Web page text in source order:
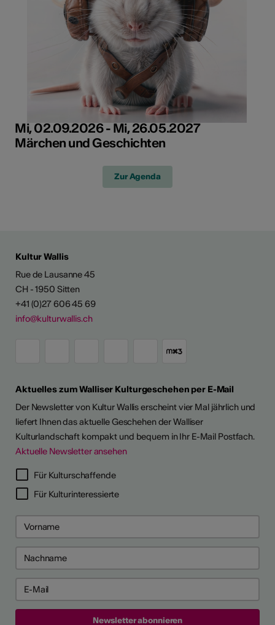
Mi, 02.09.2026 - Mi, 26.05.2027
Märchen und Geschichten
Zur Agenda
Kultur Wallis
Rue de Lausanne 45
CH - 1950 Sitten
+41 (0)27 606 45 69
info@kulturwallis.ch
Aktuelles zum Walliser Kulturgeschehen per E-Mail
Der Newsletter von Kultur Wallis erscheint vier Mal jährlich und
liefert Ihnen das aktuelle Geschehen der Walliser
Kulturlandschaft kompakt und bequem in Ihr E-Mail Postfach.
Aktuelle Newsletter ansehen
Für Kulturschaffende
Für Kulturinteressierte